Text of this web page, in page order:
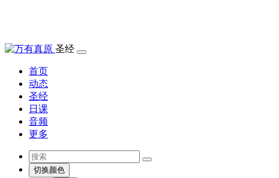
圣经
首页
动态
圣经
日课
音频
更多
切换颜色